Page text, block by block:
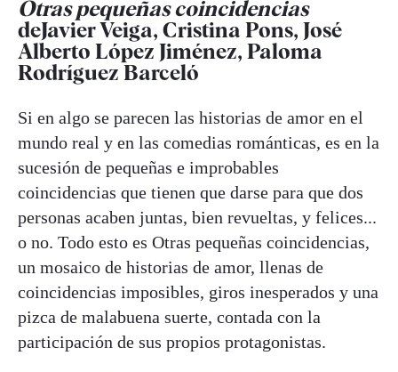
Otras pequeñas coincidencias
deJavier Veiga, Cristina Pons, José
Alberto López Jiménez, Paloma
Rodríguez Barceló
Si en algo se parecen las historias de amor en el
mundo real y en las comedias románticas, es en la
sucesión de pequeñas e improbables
coincidencias que tienen que darse para que dos
personas acaben juntas, bien revueltas, y felices...
o no. Todo esto es Otras pequeñas coincidencias,
un mosaico de historias de amor, llenas de
coincidencias imposibles, giros inesperados y una
pizca de malabuena suerte, contada con la
participación de sus propios protagonistas.